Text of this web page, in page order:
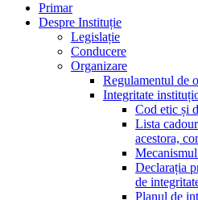
Primar
Despre Instituție
Legislație
Conducere
Organizare
Regulamentul de
Integritate
Cod etic și
Lista
acestora,
Declarația
de
Planul de